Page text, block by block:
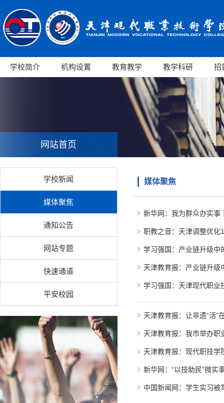
学校简介 机构设置 教育教学 教学科研 招
网站首页
学校新闻
媒体聚焦
通知公告
网站专题
快速通道
平安校园
媒体聚焦
新华网：我为群众办实事
职教之音：天津调整优
学习强国：产业链升级
天津教育报：产业链升级
学习强国：天津现代职业
天津教育报：让非遗“活”
天津教育报：我市举办
天津教育报：现代职技学
新华网：“以技助民”微
中国新闻网：学生实习